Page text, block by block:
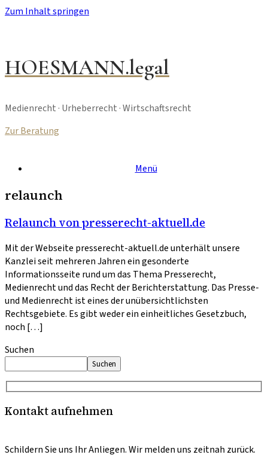
Zum Inhalt springen
HOESMANN.legal
Medienrecht · Urheberrecht · Wirtschaftsrecht
Zur Beratung
Menü
relaunch
Relaunch von presserecht-aktuell.de
Mit der Webseite presserecht-aktuell.de unterhält unsere
Kanzlei seit mehreren Jahren ein gesonderte
Informationsseite rund um das Thema Presserecht,
Medienrecht und das Recht der Berichterstattung. Das Presse-
und Medienrecht ist eines der unübersichtlichsten
Rechtsgebiete. Es gibt weder ein einheitliches Gesetzbuch,
noch […]
Suchen
Suchen
Kontakt aufnehmen
Schildern Sie uns Ihr Anliegen. Wir melden uns zeitnah zurück.